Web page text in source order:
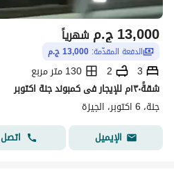
ج.م13,000 شهرياً
الدفعة المقدّمة: 13,000 ج.م
3
2
130 متر مربع
شقةً١٣٠م للإيجار فى كمبوند جنة اكتوبر
جنة، 6 اكتوبر، الجيزة
الإيميل
اتصل